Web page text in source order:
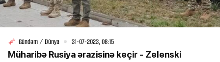
Gündəm / Dünya 31-07-2023, 08:15
Müharibə Rusiya ərazisinə keçir - Zelenski